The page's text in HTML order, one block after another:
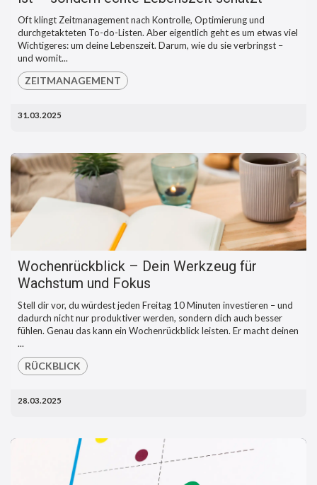
Oft klingt Zeitmanagement nach Kontrolle, Optimierung und
durchgetakteten To-do-Listen. Aber eigentlich geht es um etwas viel
Wichtigeres: um deine Lebenszeit. Darum, wie du sie verbringst –
und womit...
ZEITMANAGEMENT
31.03.2025
Wochenrückblick – Dein Werkzeug für
Wachstum und Fokus
Stell dir vor, du würdest jeden Freitag 10 Minuten investieren – und
dadurch nicht nur produktiver werden, sondern dich auch besser
fühlen. Genau das kann ein Wochenrückblick leisten. Er macht deinen
...
RÜCKBLICK
28.03.2025